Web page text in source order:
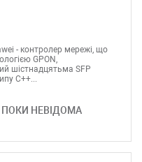
ПОКИ НЕВІДОМА
- контролер мережі, що
GPON,
шістнадцятьма SFP
C++...